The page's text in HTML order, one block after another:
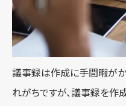
議事録は作成に手間暇が
れがちですが、議事録を作